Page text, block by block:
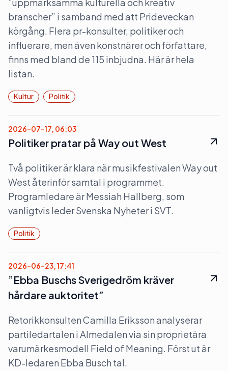
branscher” i samband med att Prideveckan
körgång. Flera pr-konsulter, politiker och
influerare, men även konstnärer och författare,
finns med bland de 115 inbjudna. Här är hela
listan.
Kultur Politik
2026-07-17, 06:03
Politiker pratar på Way out West
Två politiker är klara när musikfestivalen Way out
West återinför samtal i programmet.
Programledare är Messiah Hallberg, som
vanligtvis leder Svenska Nyheter i SVT.
Politik
2026-06-23, 17:41
”Ebba Buschs Sverigedröm kräver
hårdare auktoritet”
Retorikkonsulten Camilla Eriksson analyserar
partiledartalen i Almedalen via sin proprietära
varumärkesmodell Field of Meaning. Först ut är
KD-ledaren Ebba Busch tal.